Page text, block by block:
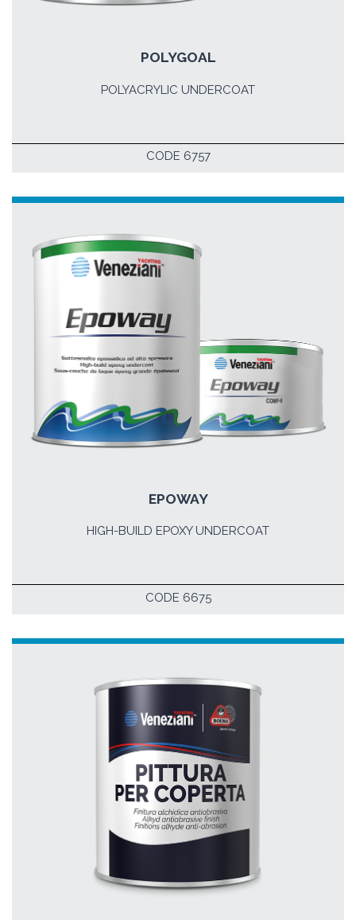
POLYGOAL
POLYACRYLIC UNDERCOAT
CODE 6757
EPOWAY
HIGH-BUILD EPOXY UNDERCOAT
CODE 6675